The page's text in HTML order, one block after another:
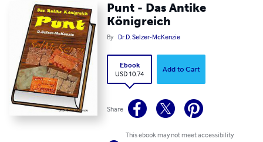
Punt - Das Antike
Königreich
By Dr.D. Selzer-McKenzie
Ebook
USD 10.74
Add to Cart
Share
This ebook may not meet accessibility